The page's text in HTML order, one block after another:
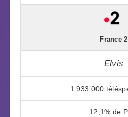
France 2
Elvis
1 933 000
12,1%